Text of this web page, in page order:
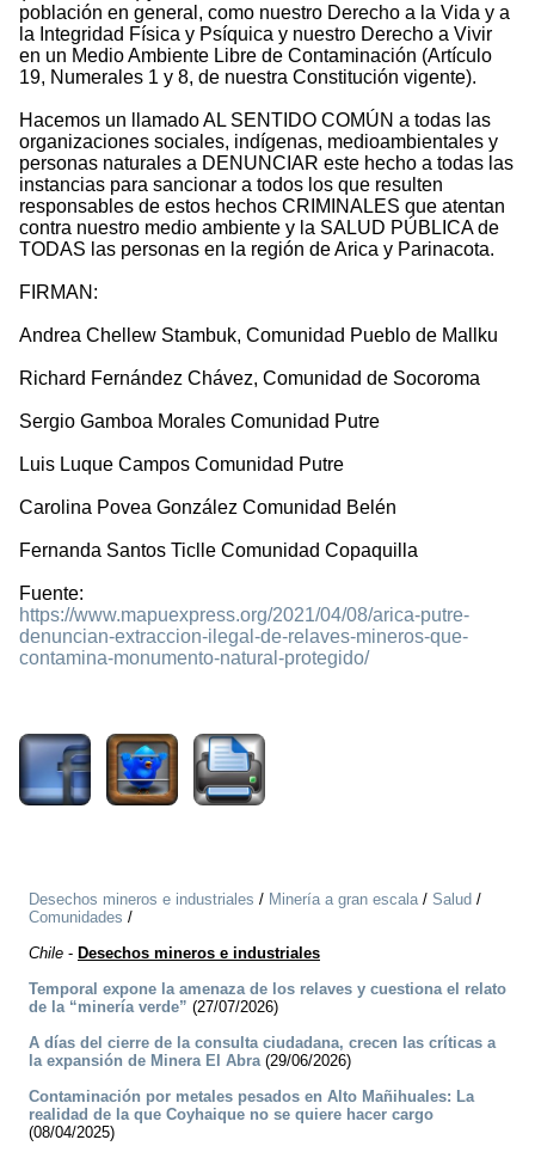
población en general, como nuestro Derecho a la Vida y a
la Integridad Física y Psíquica y nuestro Derecho a Vivir
en un Medio Ambiente Libre de Contaminación (Artículo
19, Numerales 1 y 8, de nuestra Constitución vigente).
Hacemos un llamado AL SENTIDO COMÚN a todas las
organizaciones sociales, indígenas, medioambientales y
personas naturales a DENUNCIAR este hecho a todas las
instancias para sancionar a todos los que resulten
responsables de estos hechos CRIMINALES que atentan
contra nuestro medio ambiente y la SALUD PÚBLICA de
TODAS las personas en la región de Arica y Parinacota.
FIRMAN:
Andrea Chellew Stambuk, Comunidad Pueblo de Mallku
Richard Fernández Chávez, Comunidad de Socoroma
Sergio Gamboa Morales Comunidad Putre
Luis Luque Campos Comunidad Putre
Carolina Povea González Comunidad Belén
Fernanda Santos Ticlle Comunidad Copaquilla
Fuente:
https://www.mapuexpress.org/2021/04/08/arica-putre-
denuncian-extraccion-ilegal-de-relaves-mineros-que-
contamina-monumento-natural-protegido/
Desechos mineros e industriales / Minería a gran escala/ Salud /
Comunidades /
Chile - Desechos mineros e industriales
Temporal expone la amenaza de los relaves y cuestiona el relato
de la “minería verde” (27/07/2026)
A días del cierre de la consulta ciudadana, crecen las críticas a
la expansión de Minera El Abra(29/06/2026)
Contaminación por metales pesados en Alto Mañihuales: La
realidad de la que Coyhaique no se quiere hacer cargo
(08/04/2025)